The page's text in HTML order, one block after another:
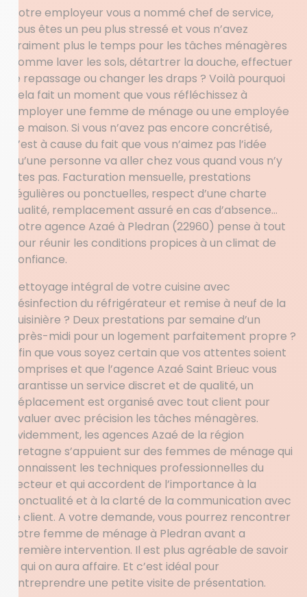
Votre employeur vous a nommé chef de service,
vous êtes un peu plus stressé et vous n’avez
vraiment plus le temps pour les tâches ménagères
comme laver les sols, détartrer la douche, effectuer
le repassage ou changer les draps ? Voilà pourquoi
cela fait un moment que vous réfléchissez à
employer une femme de ménage ou une employée
de maison. Si vous n’avez pas encore concrétisé,
c’est à cause du fait que vous n’aimez pas l’idée
qu’une personne va aller chez vous quand vous n’y
êtes pas. Facturation mensuelle, prestations
régulières ou ponctuelles, respect d’une charte
qualité, remplacement assuré en cas d’absence…
Votre agence Azaé à Pledran (22960) pense à tout
pour réunir les conditions propices à un climat de
confiance.
Nettoyage intégral de votre cuisine avec
désinfection du réfrigérateur et remise à neuf de la
cuisinière ? Deux prestations par semaine d’un
après-midi pour un logement parfaitement propre ?
Afin que vous soyez certain que vos attentes soient
comprises et que l’agence Azaé Saint Brieuc vous
garantisse un service discret et de qualité, un
déplacement est organisé avec tout client pour
évaluer avec précision les tâches ménagères.
Evidemment, les agences Azaé de la région
Bretagne s’appuient sur des femmes de ménage qui
connaissent les techniques professionnelles du
secteur et qui accordent de l’importance à la
ponctualité et à la clarté de la communication avec
le client. A votre demande, vous pourrez rencontrer
votre femme de ménage à Pledran avant a
première intervention. Il est plus agréable de savoir
à qui on aura affaire. Et c’est idéal pour
entreprendre une petite visite de présentation.